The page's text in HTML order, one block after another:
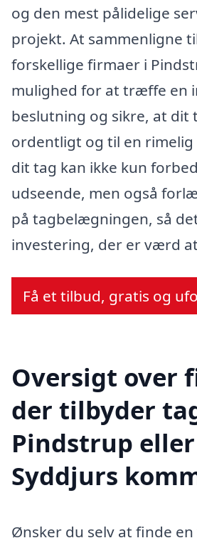
og den mest pålidelige
projekt. At sammenligne
forskellige firmaer i
mulighed for at træffe en
beslutning og sikre, at dit
ordentligt og til en
dit tag kan ikke kun
udseende, men også
på tagbelægningen, så
investering, der er værd
Få et tilbud, gratis og
Oversigt over
der tilbyder
Pindstrup
Syddjurs
Ønsker du selv at finde